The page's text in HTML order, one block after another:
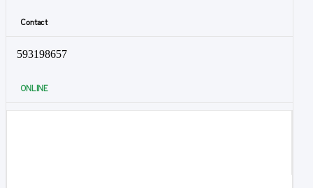
Contact
593198657
ONLINE